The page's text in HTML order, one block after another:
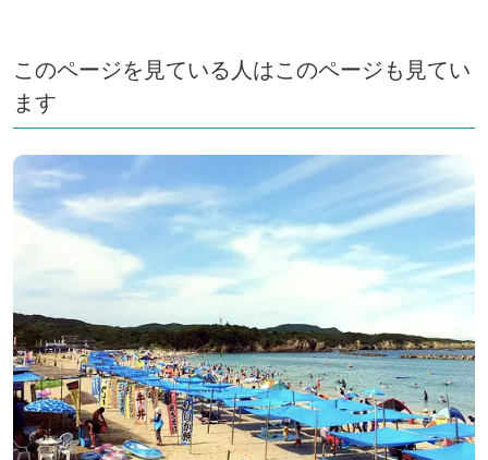
このページを見ている人はこのページも見てい
ます